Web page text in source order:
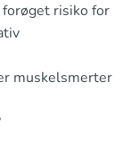
risiko for
muskelsmerter